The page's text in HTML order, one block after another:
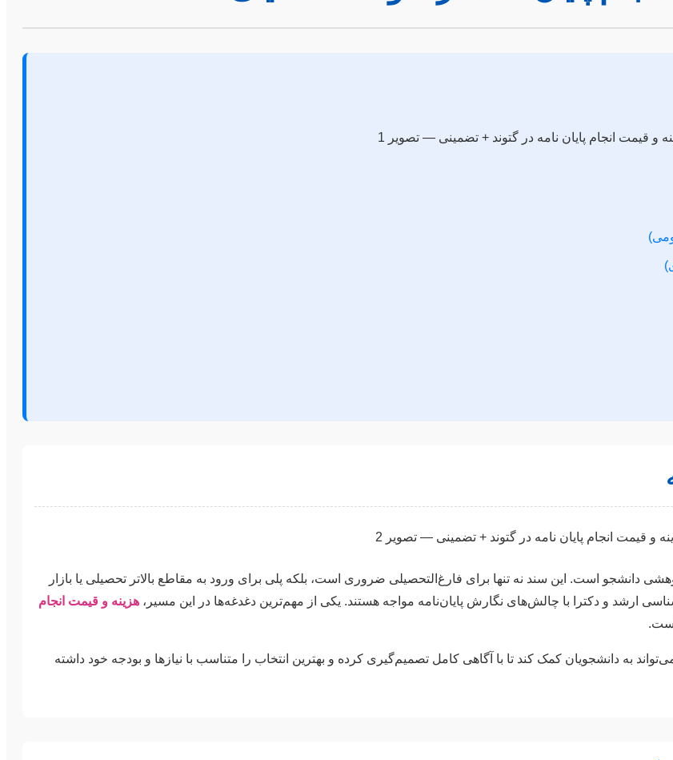
دانشجو است. این سند نه تنها برای فارغ‌التحصیلی ضروری است، بلکه پلی برای ورود به مقاطع بالاتر تحصیلی یا بازار
ارشد و دکترا با چالش‌های نگارش پایان‌نامه مواجه هستند. یکی از مهم‌ترین دغدغه‌ها در این مسیر، هزینه و قیمت انجام
به دانشجویان کمک کند تا با آگاهی کامل تصمیم‌گیری کرده و بهترین انتخاب را متناسب با نیازها و بودجه خود داشته